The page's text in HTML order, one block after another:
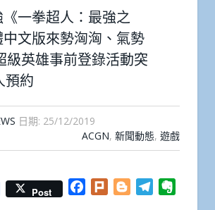
一拳超人：最強之
文版來勢洶洶、氣勢
級英雄事前登錄活動突
預約
日期: 25/12/2019
ACGN, 新聞動態, 遊戲
Post Facebook
Plurk BloggerTelegram